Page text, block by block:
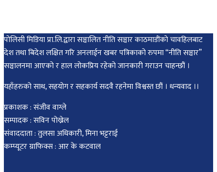
पोलिसी मिडिया प्रा.लि.द्वारा सञ्चालित नीति सञ्चार काठमाडाैंकाे चावहिलबाट
देश तथा बिदेश लक्षित गरि अनलाईन खबर पत्रिकाको रुपमा “नीति सञ्चार”
सञ्चालनमा आएको र हाल लोकप्रिय रहेको जानकारी गराउन चाहन्छौं ।
यहाँहरुको साथ, सहयोग र सहकार्य सदवै रहनेमा विश्वस्त छौं । धन्यवाद ।।
प्रकाशक : संजीव वाग्ले
सम्पादक : सविन पोख्रेल
संवाददाता : तुलसा अधिकारी, मिना भट्टराई
कम्प्यूटर ग्राफिक्स : आर के कटवाल